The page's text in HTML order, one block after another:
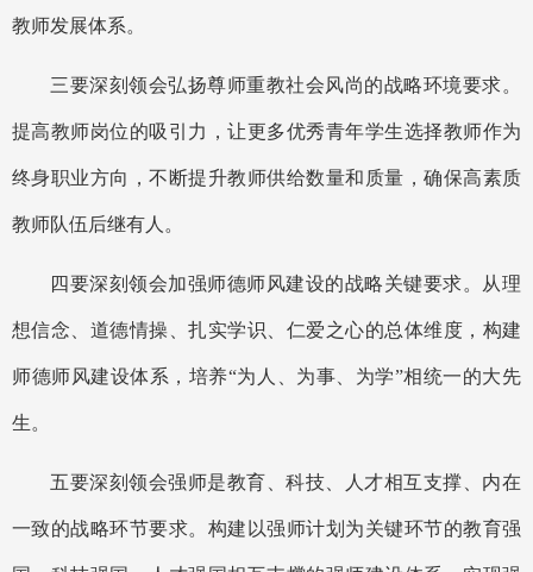
教师发展体系。
三要深刻领会弘扬尊师重教社会风尚的战略环境要求。
提高教师岗位的吸引力，让更多优秀青年学生选择教师作为
终身职业方向，不断提升教师供给数量和质量，确保高素质
教师队伍后继有人。
四要深刻领会加强师德师风建设的战略关键要求。从理
想信念、道德情操、扎实学识、仁爱之心的总体维度，构建
师德师风建设体系，培养“为人、为事、为学”相统一的大先
生。
五要深刻领会强师是教育、科技、人才相互支撑、内在
一致的战略环节要求。构建以强师计划为关键环节的教育强